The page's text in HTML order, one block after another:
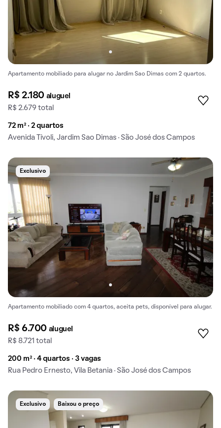
Apartamento mobiliado para alugar no Jardim Sao Dimas com 2 quartos.
R$ 2.180 aluguel
R$ 2.679 total
72 m² · 2 quartos
Avenida Tívoli, Jardim Sao Dimas · São José dos Campos
Exclusivo
Apartamento mobiliado com 4 quartos, aceita pets, disponível para alugar.
R$ 6.700 aluguel
R$ 8.721 total
200 m² · 4 quartos · 3 vagas
Rua Pedro Ernesto, Vila Betania · São José dos Campos
Exclusivo Baixou o preço